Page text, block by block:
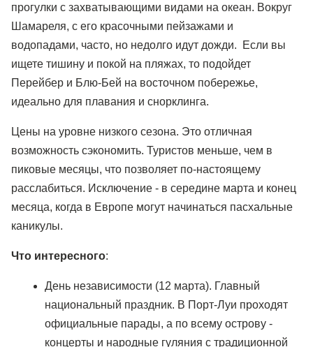
прогулки с захватывающими видами на океан. Вокруг
Шамареля, с его красочными пейзажами и
водопадами, часто, но недолго идут дожди. Если вы
ищете тишину и покой на пляжах, то подойдет
Перейбер и Блю-Бей на восточном побережье,
идеально для плавания и снорклинга.
Цены на уровне низкого сезона. Это отличная
возможность сэкономить. Туристов меньше, чем в
пиковые месяцы, что позволяет по-настоящему
расслабиться. Исключение - в середине марта и конец
месяца, когда в Европе могут начинаться пасхальные
каникулы.
Что интересного:
День независимости (12 марта). Главный
национальный праздник. В Порт-Луи проходят
официальные парады, а по всему острову -
концерты и народные гуляния с традиционной